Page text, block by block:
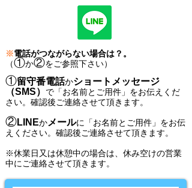
※電話がつながらない場合は？。
（①か②をご参照下さい）
①留守番電話かショートメッセージ
（SMS） で 「お名前とご用件 」 をお伝えくだ
さい。 確認後ご連絡させて頂きます。
②LINEかメールに 「お名前とご用件 」 をお伝
えください。 確認後ご連絡させて頂きます。
​※休業日又は休憩中の場合は、休み空けの営業
中にご連絡させて頂きます。